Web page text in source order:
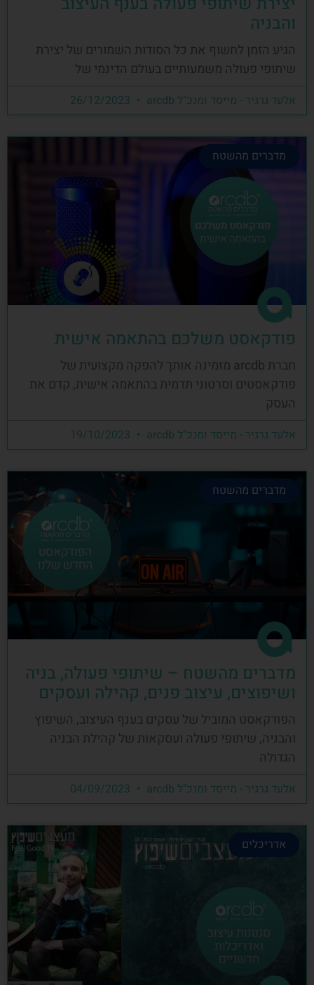
והבניה
הגיע הזמן לחשוף את כל הסודות השמורים של יצירת
שיתופי פעולה משמעותיים בעולם הדינמי של
אלעד גרגיר - מייסד ומנכ"ל arcdb
מדברים מהשטח
פודקאסט משלכם בהתאמה אישית
חברת arcdb מזמינה אותך להפקה מקצועית של
פודקאסטים וסרטוני תדמית בהתאמה אישית, קדם את
העסק
אלעד גרגיר - מייסד ומנכ"ל arcdb
מדברים מהשטח
מדברים מהשטח – שיתופי פעולה, בניה
ושיפוצים, עיצוב פנים, קהילה ועסקים
הפודקאסט המוביל של עסקים בענף העיצוב, השיפוץ
והבניה, שיתופי פעולה ועסקאות של קהילת הבניה
הגדולה
אלעד גרגיר - מייסד ומנכ"ל arcdb
אדריכלים